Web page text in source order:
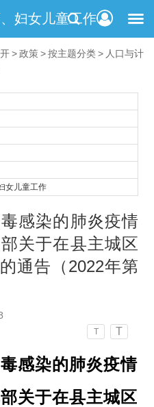
妇女儿童工作
>政策>按主题分类> 人口与计
女儿童工作
感染的肺炎疫情
关于在县主城区
通告（2022年第
T T
感染的肺炎疫情
关于在县主城区